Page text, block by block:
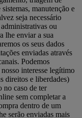
manutenção e
seja necessário
ou
lhe enviar a sua
os seus dados
enviadas através
Podemos
interesse legítimo
direitos e liberdades)
no caso de ter
sem completar a
dentro de um
serão enviadas mais